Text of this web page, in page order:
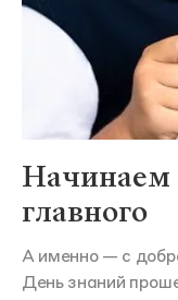
Начинаем
главного
А именно — с
День знаний